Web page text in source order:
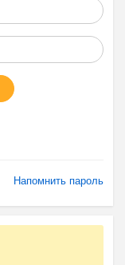
Напомнить пароль